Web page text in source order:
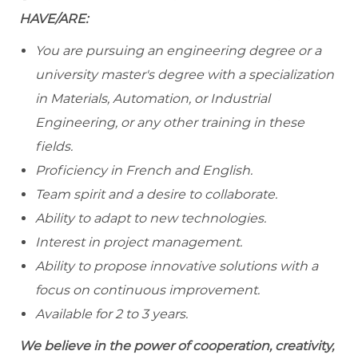
HAVE/ARE:
You are pursuing an engineering degree or a
university master's degree with a specialization
in Materials, Automation, or Industrial
Engineering, or any other training in these
fields.
Proficiency in French and English.
Team spirit and a desire to collaborate.
Ability to adapt to new technologies.
Interest in project management.
Ability to propose innovative solutions with a
focus on continuous improvement.
Available for 2 to 3 years.
We believe in the power of cooperation, creativity,